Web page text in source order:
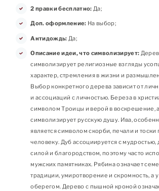
2 правки бесплатно: Да;
Доп. оформление: На выбор;
Антидождь: Да;
Описание идеи, что символизирует:
символизирует религиозные взгляды
характер, стремления в жизни и
Выбор конкретного дерева зависит от
и ассоциаций с личностью. Береза в
символом Троицы и верой в воскрешение,
символизирует русскую душу. Ива,
является символом скорби, печали и
человеку. Дуб ассоциируется с мудростью,
силой и благородством, поэтому часто
мужских памятниках. Рябина означает
традиции, умиротворение и скромность, а у
оберегом. Дерево с пышной кроной